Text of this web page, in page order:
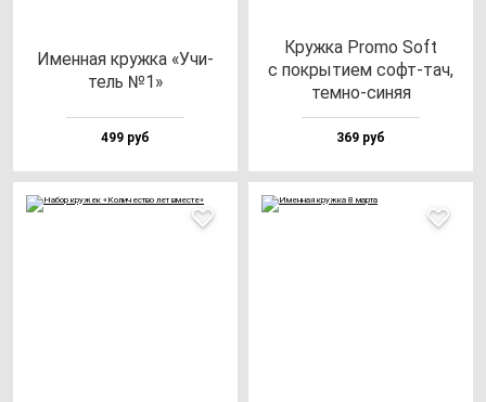
Имен­ная круж­ка «Учи­
тель №1»
499 руб
Круж­ка Pro­mo Soft
с пок­ры­ти­ем софт-тач,
тем­но-си­няя
369 руб